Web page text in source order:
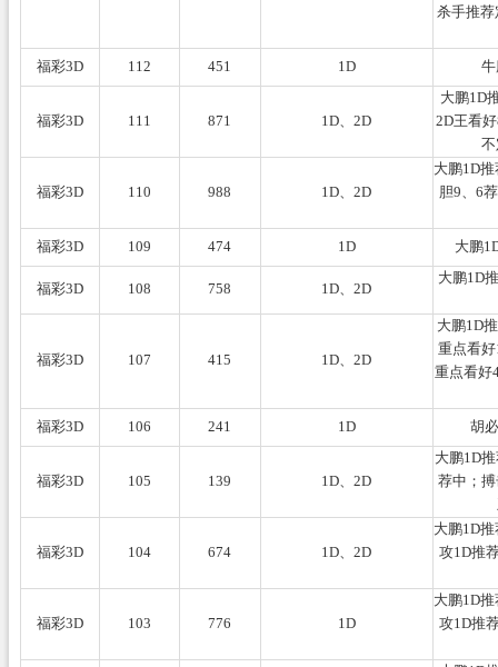
杀手推
福彩3D 112 451 1D
福彩3D 111 871 1D、2D
大鹏1D
2D王看
福彩3D 110 988 1D、2D
大鹏1D
胆9、6
福彩3D 109 474 1D 大鹏
福彩3D 108 758 1D、2D
大鹏1D
福彩3D 107 415 1D、2D
大鹏1D
重点看
重点看好
福彩3D 106 241 1D 胡
福彩3D 105 139 1D、2D
大鹏1D
荐中；
福彩3D 104 674 1D、2D
大鹏1D
攻1D推
福彩3D 103 776 1D
大鹏1D
攻1D推